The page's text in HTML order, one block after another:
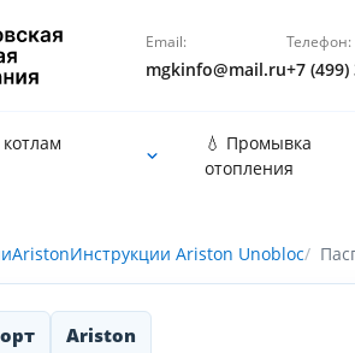
Email:
mgkinfo@mail.ru
Телефон:
+7
💧 Промывка
отопления
AristonИнструкции Ariston Unobloc
Ariston